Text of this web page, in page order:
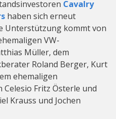
Cavalry
haben sich erneut
Unterstützung kommt von
VW-
Müller, dem
Roland Berger, Kurt
ehemaligen
Fritz Österle und
Krauss und Jochen